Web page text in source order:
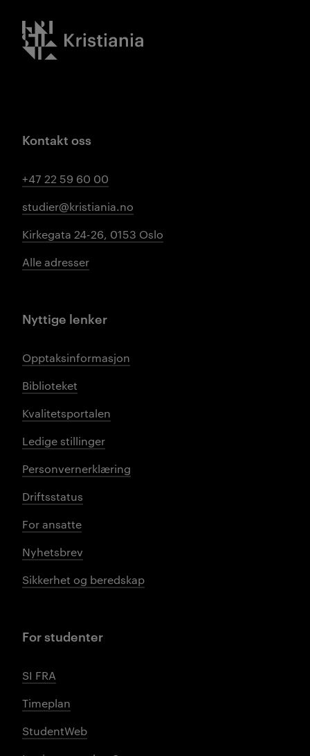
Kristiania logo
Kontakt oss
+47 22 59 60 00
studier@kristiania.no
Kirkegata 24-26, 0153 Oslo
Alle adresser
Nyttige lenker
Opptaksinformasjon
Biblioteket
Kvalitetsportalen
Ledige stillinger
Personvernerklæring
Driftsstatus
For ansatte
Nyhetsbrev
Sikkerhet og beredskap
For studenter
SI FRA
Timeplan
StudentWeb